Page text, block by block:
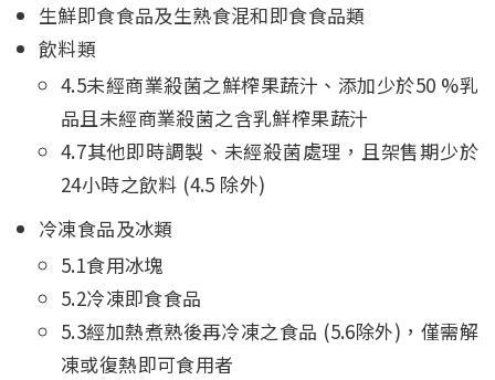
生鮮即食食品及生熟食混和即食食品類
飲料類
4.5未經商業殺菌之鮮榨果蔬汁、添加少於50 %乳
品且未經商業殺菌之含乳鮮榨果蔬汁
4.7其他即時調製、未經殺菌處理，且架售期少於
24小時之飲料 (4.5 除外)
冷凍食品及冰類
5.1食用冰塊
5.2冷凍即食食品
5.3經加熱煮熟後再冷凍之食品 (5.6除外)，僅需解
凍或復熱即可食用者